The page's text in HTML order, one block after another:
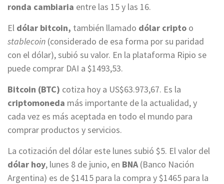
ronda cambiaria entre las 15 y las 16.
El dólar bitcoin, también llamado dólar cripto o
stablecoin (considerado de esa forma por su paridad
con el dólar), subió su valor. En la plataforma Ripio se
puede comprar DAI a $1493,53.
Bitcoin (BTC) cotiza hoy a US$63.973,67. Es la
criptomoneda más importante de la actualidad, y
cada vez es más aceptada en todo el mundo para
comprar productos y servicios.
La cotización del dólar este lunes subió $5. El valor del
dólar hoy, lunes 8 de junio, en BNA(Banco Nación
Argentina) es de $1415 para la compra y $1465 para la